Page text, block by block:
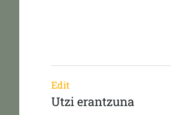
Edit
Utzi erantzuna